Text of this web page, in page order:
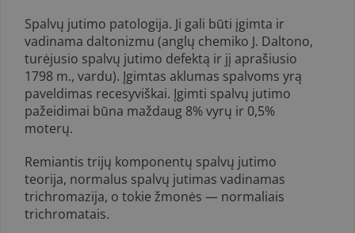
Spalvų jutimo patologija. Ji gali būti įgimta ir
vadinama daltonizmu (anglų chemiko J. Daltono,
turėjusio spalvų jutimo defektą ir jį aprašiusio
1798 m., vardu). Įgimtas aklumas spalvoms yrą
paveldimas recesyviškai. Įgimti spalvų jutimo
pažeidimai būna maždaug 8% vyrų ir 0,5%
moterų.
Remiantis trijų komponentų spalvų jutimo
teorija, normalus spalvų jutimas vadinamas
trichromazija, o tokie žmonės — normaliais
trichromatais.